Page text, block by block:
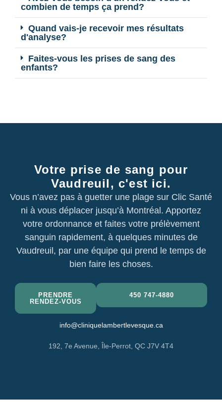
combien de temps ça prend?
Quand vais-je recevoir mes résultats
d'analyse?
Faites-vous les prises de sang des
enfants?
Votre prise de sang pour
Vaudreuil, c'est ici.
Vous n’avez pas à guetter une plage sur Clic Santé
ni à vous déplacer jusqu’à Montréal. Apportez
votre ordonnance et faites votre prélèvement
sanguin rapidement, à quelques minutes de
Vaudreuil, par une équipe qui prend le temps de
bien faire les choses.
PRENDRE
RENDEZ-VOUS
450 747-4880
info@cliniquelambertlevesque.ca
192, 7e Avenue, Île-Perrot, QC J7V 4T4